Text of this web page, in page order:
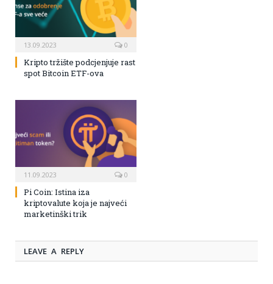
13.09.2023 0
Kripto tržište podcjenjuje rast
spot Bitcoin ETF-ova
11.09.2023 0
Pi Coin: Istina iza
kriptovalute koja je najveći
marketinški trik
LEAVE A REPLY